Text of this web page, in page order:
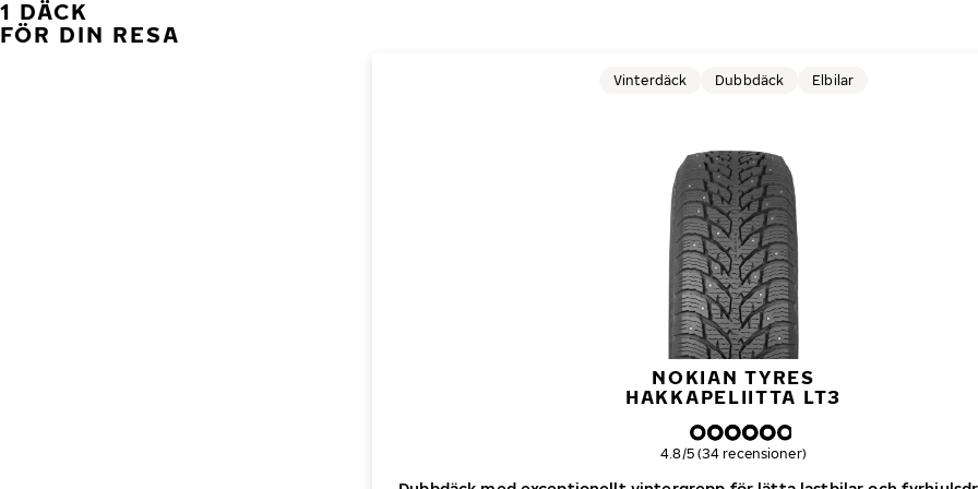
1 DÄCK
FÖR DIN RESA
NOKIAN TYRES
HAKKAPELIITTA LT3
Vinterdäck Dubbdäck Elbilar
Övergripande betyg
4.8/5 (34 recensioner)